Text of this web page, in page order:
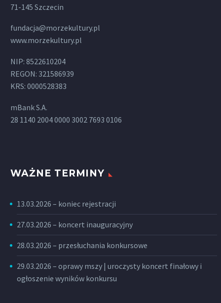
71-145 Szczecin
fundacja@morzekultury.pl
www.morzekultury.pl
NIP: 8522610204
REGON: 321586939
KRS: 0000528383
mBank S.A.
28 1140 2004 0000 3002 7693 0106
WAŻNE TERMINY
13.03.2026 – koniec rejestracji
27.03.2026 – koncert inauguracyjny
28.03.2026 – przesłuchania konkursowe
29.03.2026 – oprawy mszy | uroczysty koncert finałowy i
ogłoszenie wyników konkursu